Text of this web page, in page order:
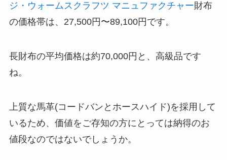
ジ・ウォームスクラフツ マニュファクチャー財布
の価格帯は、27,500円〜89,100円です。
長財布の平均価格は約70,000円と、高級品です
ね。
上質な馬革(コードバンとホースハイド)を採用して
いるため、価値をご存知の方にとっては納得のお
値段なのではないでしょうか。